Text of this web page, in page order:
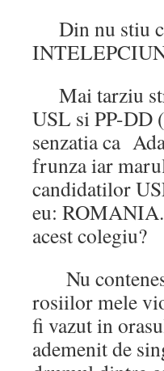
Din nu stiu
Mai tarziu
USL si PP-DD
senzatia ca
frunza iar
candidatilor
eu:
acest colegiu?
Nu
rosiilor mele
fi vazut in
ademenit de